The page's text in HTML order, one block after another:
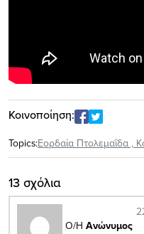
Κοινοποίηση:
Topics:Εορδαία Πτολεμαΐδα ,
13 σχόλια
Ο/Η Ανώνυμος